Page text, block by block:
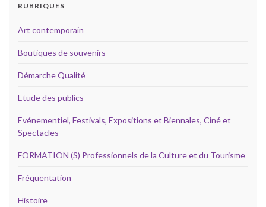
RUBRIQUES
Art contemporain
Boutiques de souvenirs
Démarche Qualité
Etude des publics
Evénementiel, Festivals, Expositions et Biennales, Ciné et
Spectacles
FORMATION (S) Professionnels de la Culture et du Tourisme
Fréquentation
Histoire